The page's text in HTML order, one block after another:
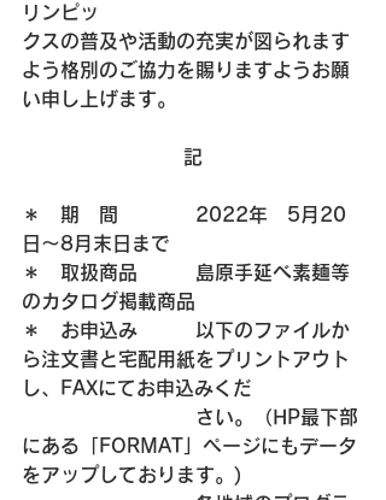
リンピッ
クスの普及や活動の充実が図られます
よう格別のご協力を賜りますようお願
い申し上げます。
記
＊　期　間　　　　2022年　5月20
日～8月末日まで
＊　取扱商品　　　島原手延べ素麺等
のカタログ掲載商品
＊　お申込み　　　以下のファイルか
ら注文書と宅配用紙をプリントアウト
し、FAXにてお申込みくだ
さい。（HP最下部
にある「FORMAT」ページにもデータ
をアップしております。)